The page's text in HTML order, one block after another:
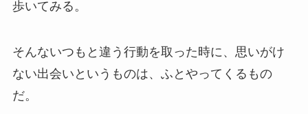
歩いてみる。
そんないつもと違う行動を取った時に、思いがけ
ない出会いというものは、ふとやってくるもの
だ。